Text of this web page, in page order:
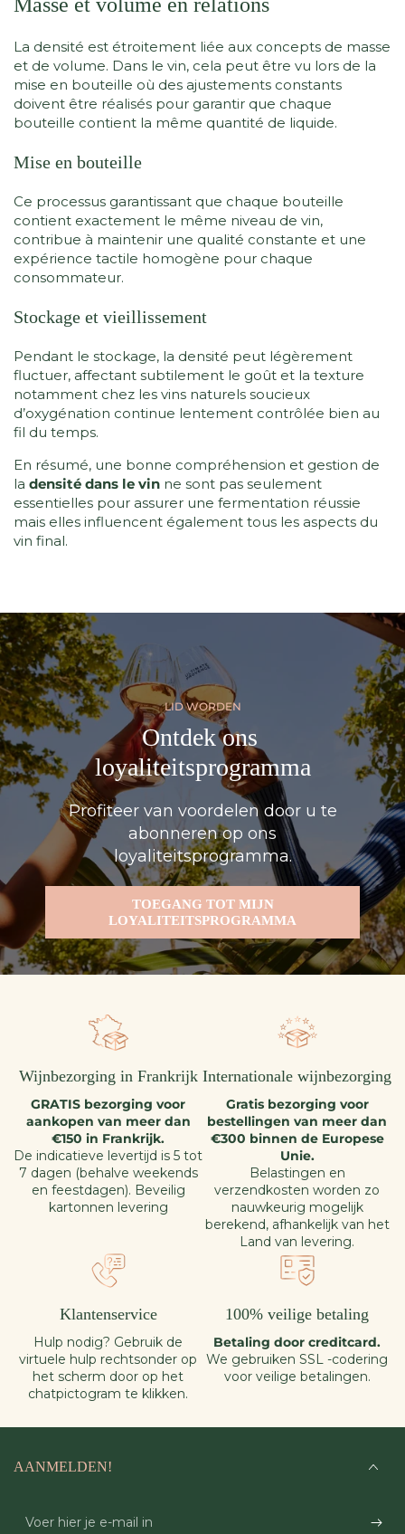
La densité est étroitement liée aux concepts de masse
et de volume. Dans le vin, cela peut être vu lors de la
mise en bouteille où des ajustements constants
doivent être réalisés pour garantir que chaque
bouteille contient la même quantité de liquide.
Mise en bouteille
Ce processus garantissant que chaque bouteille
contient exactement le même niveau de vin,
contribue à maintenir une qualité constante et une
expérience tactile homogène pour chaque
consommateur.
Stockage et vieillissement
Pendant le stockage, la densité peut légèrement
fluctuer, affectant subtilement le goût et la texture
notamment chez les vins naturels soucieux
d’oxygénation continue lentement contrôlée bien au
fil du temps.
En résumé, une bonne compréhension et gestion de
la densité dans le vin ne sont pas seulement
essentielles pour assurer une fermentation réussie
mais elles influencent également tous les aspects du
vin final.
LID WORDEN
Ontdek ons ​​
loyaliteitsprogramma
Profiteer van voordelen door u te
abonneren op ons
loyaliteitsprogramma.
TOEGANG TOT MIJN
LOYALITEITSPROGRAMMA
Wijnbezorging in Frankrijk
GRATIS bezorging voor
aankopen van meer dan
€150 in Frankrijk.
De indicatieve levertijd is 5 tot
7 dagen (behalve weekends
en feestdagen). Beveilig
kartonnen levering
Internationale wijnbezorging
Gratis bezorging voor
bestellingen van meer dan
€300 binnen de Europese
Unie.
Belastingen en
verzendkosten worden zo
nauwkeurig mogelijk
berekend, afhankelijk van het
Land van levering.
Klantenservice
Hulp nodig? Gebruik de
virtuele hulp rechtsonder op
het scherm door op het
chatpictogram te klikken.
100% veilige betaling
Betaling door creditcard.
We gebruiken SSL -codering
voor veilige betalingen.
AANMELDEN!
Voer